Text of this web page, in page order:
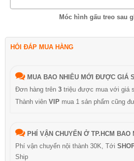
Móc hình gấu treo sau
HỎI ĐÁP MUA HÀNG
MUA BAO NHIÊU MỚI ĐƯỢC GIÁ
Đơn hàng trên 3 triệu được mua với giá
Thành viên VIP mua 1 sản phẩm cũng
PHÍ VẬN CHUYỂN Ở TP.HCM BAO
Phí vận chuyển nội thành 30K, Tới
Ship